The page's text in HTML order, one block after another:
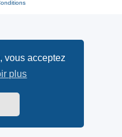
vous acceptez
plus